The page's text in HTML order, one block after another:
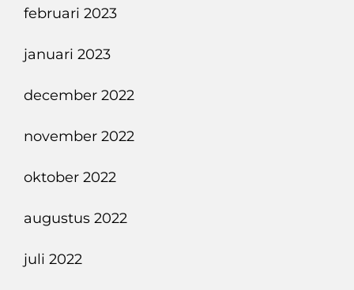
februari 2023
januari 2023
december 2022
november 2022
oktober 2022
augustus 2022
juli 2022